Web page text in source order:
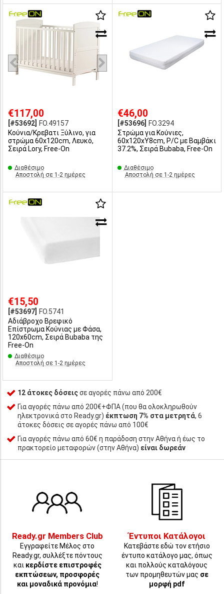
€117,00
[#53692]
FO.49157
Κούνια/Κρεβατι Ξύλινο, για
στρώμα 60x120cm, Λευκό,
Σειρά Lory, Free-On
Διαθέσιμο
Αποστολή σε 1-2 ημέρες
€46,00
[#53696]
FO.3294
Στρώμα για Κούνιες,
60x120xΥ8cm, P/C με Βαμβάκι
37.2%, Σειρά Bubaba, Free-On
Διαθέσιμο
Αποστολή σε 1-2 ημέρες
€15,50
[#53697]
FO.5741
Αδιάβροχο Βρεφικό
Επίστρωμα Κούνιας με Φάσα,
120x60cm, Σειρά Bubaba της
Free-On
Διαθέσιμο
Αποστολή σε 1-2 ημέρες
12 άτοκες δόσειςσε αγορές πάνω από 200€
Για αγορές πάνω από 200€+ΦΠΑ (που θα ολοκληρωθούν
ηλεκτρονικά στο Ready.gr) έκπτωση 7% στα μετρητά, 6
άτοκες δόσεις σε αγορές πάνω από 100€
Για αγορές πάνω από 60€ η παράδοση στην Αθήνα ή έως το
πρακτορείο μεταφορών (στην Αθήνα) είναι δωρεάν
Ready.gr Members Club
Εγγραφείτε Μέλος στο
Ready.gr, συλλέξτε πόντους
και κερδίστε επιστροφές
εκπτώσεων, προσφορές
και μοναδικά προνόμια!
Έντυποι Κατάλογοι
Κατεβάστε εδώ τον ετήσιο
έντυπο κατάλογο μας, όπως
και πολλούς καταλόγους
των προμηθευτών μας σε
μορφή pdf